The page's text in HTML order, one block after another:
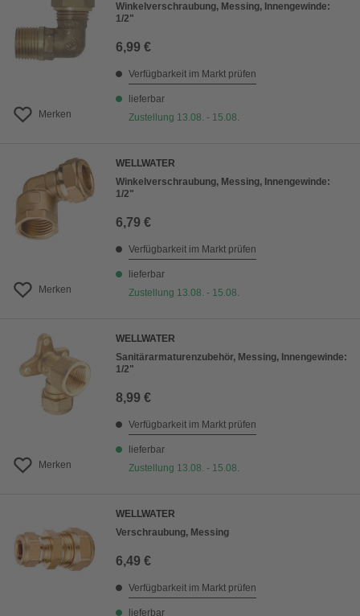
Merken
Winkelverschraubung, Messing, Innengewinde:
1/2"
6,99 €
Verfügbarkeit im Markt prüfen
lieferbar
Zustellung 13.08. - 15.08.
Merken
WELLWATER
Winkelverschraubung, Messing, Innengewinde:
1/2"
6,79 €
Verfügbarkeit im Markt prüfen
lieferbar
Zustellung 13.08. - 15.08.
Merken
WELLWATER
Sanitärarmaturenzubehör, Messing, Innengewinde:
1/2"
8,99 €
Verfügbarkeit im Markt prüfen
lieferbar
Zustellung 13.08. - 15.08.
WELLWATER
Verschraubung, Messing
6,49 €
Verfügbarkeit im Markt prüfen
lieferbar